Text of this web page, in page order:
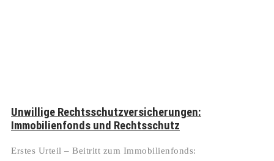
Unwillige Rechtsschutzversicherungen:
Immobilienfonds und Rechtsschutz
Erstes Urteil – Beitritt zum Immobilienfonds: